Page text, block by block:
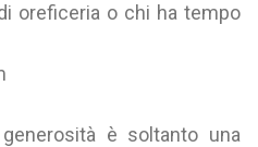
oreficeria o chi ha tempo
è soltanto una